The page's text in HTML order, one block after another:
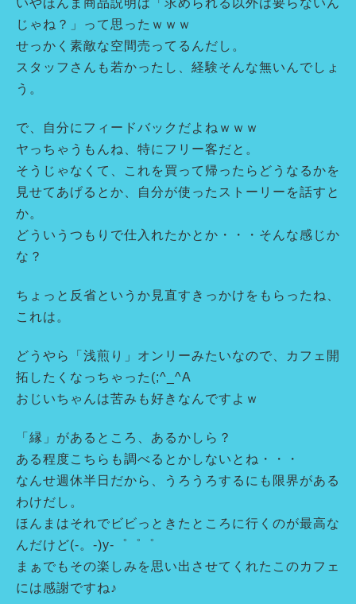
じゃね？」って思ったｗｗｗ
せっかく素敵な空間売ってるんだし。
スタッフさんも若かったし、経験そんな無いんでしょ
う。
で、自分にフィードバックだよねｗｗｗ
ヤっちゃうもんね、特にフリー客だと。
そうじゃなくて、これを買って帰ったらどうなるかを
見せてあげるとか、自分が使ったストーリーを話すと
か。
どういうつもりで仕入れたかとか・・・そんな感じか
な？
ちょっと反省というか見直すきっかけをもらったね、
これは。
どうやら「浅煎り」オンリーみたいなので、カフェ開
拓したくなっちゃった(;^_^A
おじいちゃんは苦みも好きなんですよｗ
「縁」があるところ、あるかしら？
ある程度こちらも調べるとかしないとね・・・
なんせ週休半日だから、うろうろするにも限界がある
わけだし。
ほんまはそれでビビっときたところに行くのが最高な
んだけど(-。-)y-゜゜゜
まぁでもその楽しみを思い出させてくれたこのカフェ
には感謝ですね♪